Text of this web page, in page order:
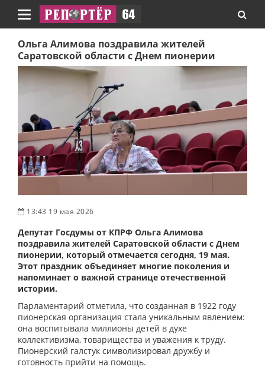
Навигация
Ольга Алимова поздравила жителей
Саратовской области с Днем пионерии
13:43 19 мая 2026
Депутат Госдумы от КПРФ Ольга Алимова
поздравила жителей Саратовской области с Днем
пионерии, который отмечается сегодня, 19 мая.
Этот праздник объединяет многие поколения и
напоминает о важной странице отечественной
истории.
Парламентарий отметила, что созданная в 1922 году
пионерская организация стала уникальным явлением:
она воспитывала миллионы детей в духе
коллективизма, товарищества и уважения к труду.
Пионерский галстук символизировал дружбу и
готовность прийти на помощь.